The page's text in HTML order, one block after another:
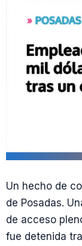
Un hecho de
de Posadas.
de acceso
fue detenida